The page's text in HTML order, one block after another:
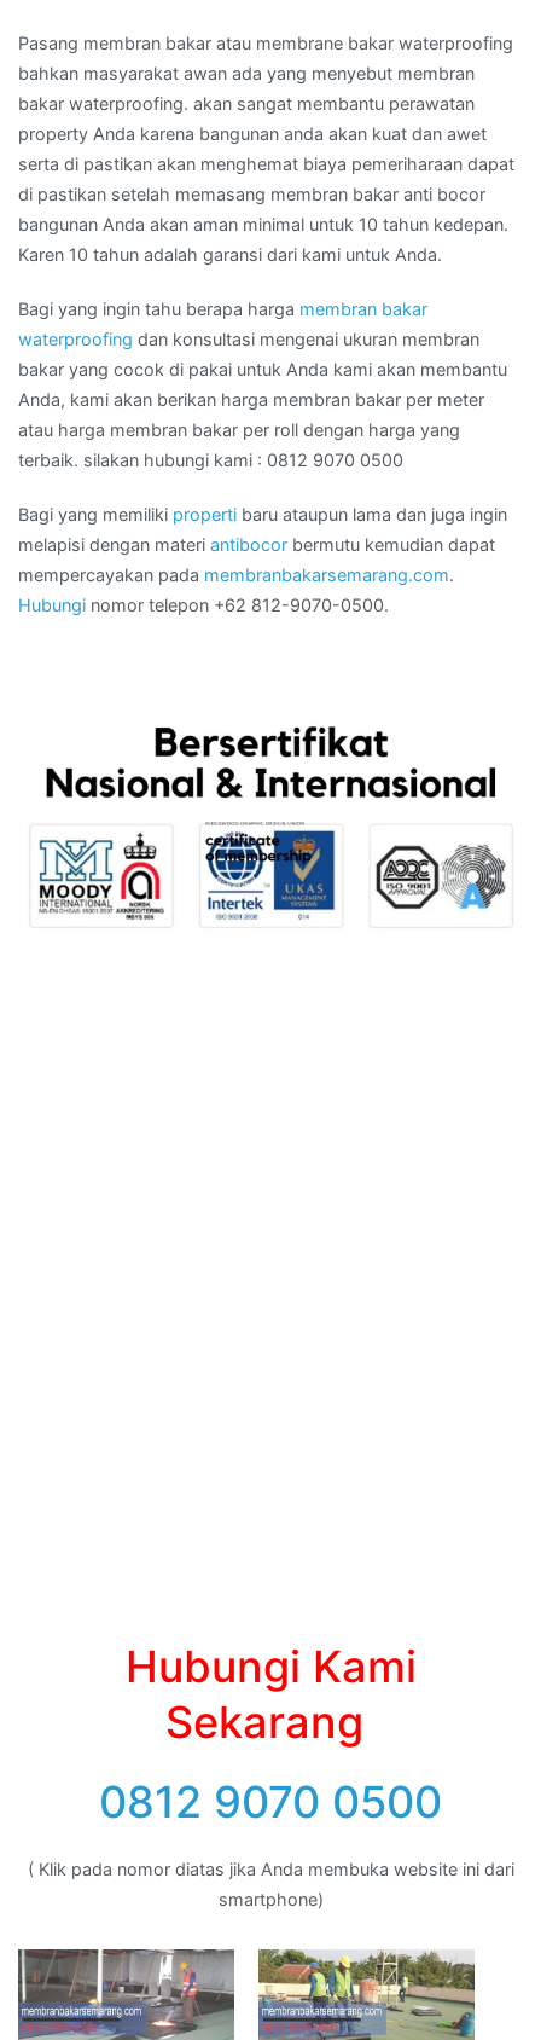
Pasang membran bakar atau membrane bakar waterproofing
bahkan masyarakat awan ada yang menyebut membran
bakar waterproofing. akan sangat membantu perawatan
property Anda karena bangunan anda akan kuat dan awet
serta di pastikan akan menghemat biaya pemeriharaan dapat
di pastikan setelah memasang membran bakar anti bocor
bangunan Anda akan aman minimal untuk 10 tahun kedepan.
Karen 10 tahun adalah garansi dari kami untuk Anda.
Bagi yang ingin tahu berapa harga membran bakar
waterproofing dan konsultasi mengenai ukuran membran
bakar yang cocok di pakai untuk Anda kami akan membantu
Anda, kami akan berikan harga membran bakar per meter
atau harga membran bakar per roll dengan harga yang
terbaik. silakan hubungi kami : 0812 9070 0500
Bagi yang memiliki properti baru ataupun lama dan juga ingin
melapisi dengan materi antibocor bermutu kemudian dapat
mempercayakan pada membranbakarsemarang.com.
Hubungi nomor telepon +62 812-9070-0500.
Hubungi Kami
Sekarang
0812 9070 0500
( Klik pada nomor diatas jika Anda membuka website ini dari
smartphone)